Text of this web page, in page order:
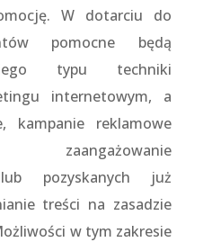
W dotarciu do
pomocne będą
typu techniki
internetowym, a
kampanie reklamowe
lub pozyskanych już
treści na zasadzie
w tym zakresie